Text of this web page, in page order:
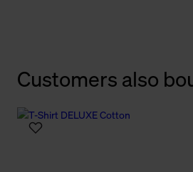
Customers also